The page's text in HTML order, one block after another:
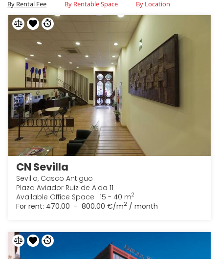
By Rental Fee By Rentable Space By Location
CN Sevilla
Sevilla, Casco Antiguo
Plaza Aviador Ruiz de Alda 11
Available Office Space : 15 - 40 m2
For rent: 470.00 - 800.00 €/m2 / month